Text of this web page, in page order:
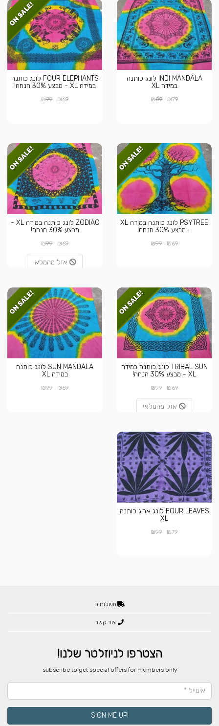
INDI MANDALA לונג כותנה
במידה XL
₪79
₪89
FOUR ELEPHANTS לונג כותנה
במידה XL - מבצע 30% הנחה!
₪69
₪99
PSYTREE לונג כותנה במידה XL
- מבצע 30% הנחה!
₪69
₪99
ZODIAC לונג כותנה במידה XL -
מבצע 30% הנחה!
₪69
₪99
אזל מהמלאי
TRIBAL SUN לונג כותנה במידה
XL - מבצע 30% הנחה!
₪69
₪99
אזל מהמלאי
SUN MANDALA לונג כותנה
במידה XL
₪69
₪99
FOUR LEAVES לונג אריג כותנה
XL
₪79
₪99
משלוחים
צור קשר
הצטרפו לניוזלטר שלנו!
​subscribe to get special offers for members only
!SIGN ME UP